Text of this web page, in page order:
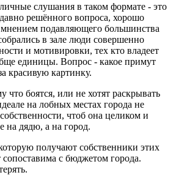
слушания в таком формате - это
решённого вопроса, хорошо
мнением подавляющего большинства
в зале люди совершенно
и мотивировки, тех кто владеет
единицы. Вопрос - какое примут
красивую картинку.
что боятся, или не хотят раскрывать
на лобных местах города не
чтоб она целиком и
на дядю, а на город.
получают собственники этих
сопоставима с бюджетом города.